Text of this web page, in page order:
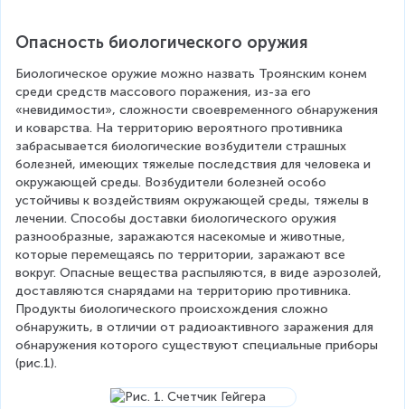
Опасность биологического оружия
Биологическое оружие можно назвать Троянским конем
среди средств массового поражения, из-за его
«невидимости», сложности своевременного обнаружения
и коварства. На территорию вероятного противника
забрасывается биологические возбудители страшных
болезней, имеющих тяжелые последствия для человека и
окружающей среды. Возбудители болезней особо
устойчивы к воздействиям окружающей среды, тяжелы в
лечении. Способы доставки биологического оружия
разнообразные, заражаются насекомые и животные,
которые перемещаясь по территории, заражают все
вокруг. Опасные вещества распыляются, в виде аэрозолей,
доставляются снарядами на территорию противника.
Продукты биологического происхождения сложно
обнаружить, в отличии от радиоактивного заражения для
обнаружения которого существуют специальные приборы
(рис.1).